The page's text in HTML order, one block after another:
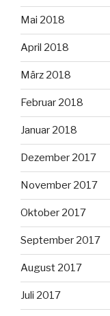
Mai 2018
April 2018
März 2018
Februar 2018
Januar 2018
Dezember 2017
November 2017
Oktober 2017
September 2017
August 2017
Juli 2017